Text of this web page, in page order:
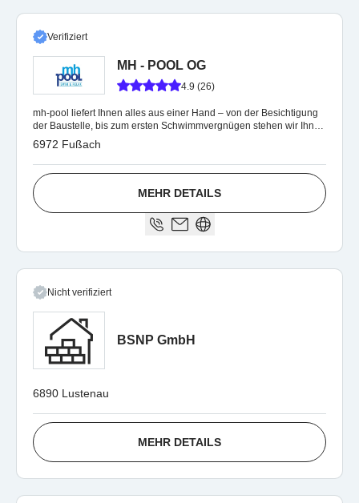
Verifiziert
MH - POOL OG
4.9 (26)
mh-pool liefert Ihnen alles aus einer Hand – von der Besichtigung
der Baustelle, bis zum ersten Schwimmvergnügen stehen wir Ihnen
zur Seite.
6972 Fußach
MEHR DETAILS
Nicht verifiziert
BSNP GmbH
6890 Lustenau
MEHR DETAILS